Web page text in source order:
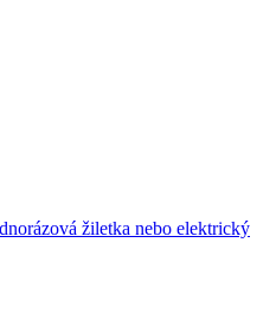
žiletka nebo elektrický